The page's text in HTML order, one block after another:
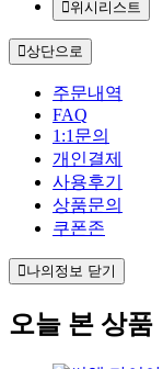
위시리스트
상단으로
주문내역
FAQ
1:1문의
개인결제
사용후기
상품문의
쿠폰존
나의정보 닫기
오늘 본 상품